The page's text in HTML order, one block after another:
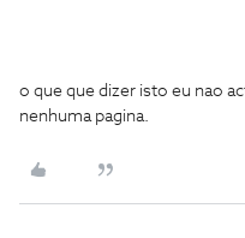
o que que dizer isto eu nao
nenhuma pagina.